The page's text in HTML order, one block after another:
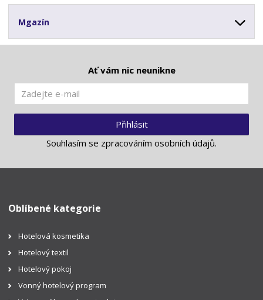
Mgazín
Ať vám nic neunikne
Přihlásit
Souhlasím se zpracováním osobních údajů.
Oblíbené kategorie
Hotelová kosmetika
Hotelový textil
Hotelový pokoj
Vonný hotelový program